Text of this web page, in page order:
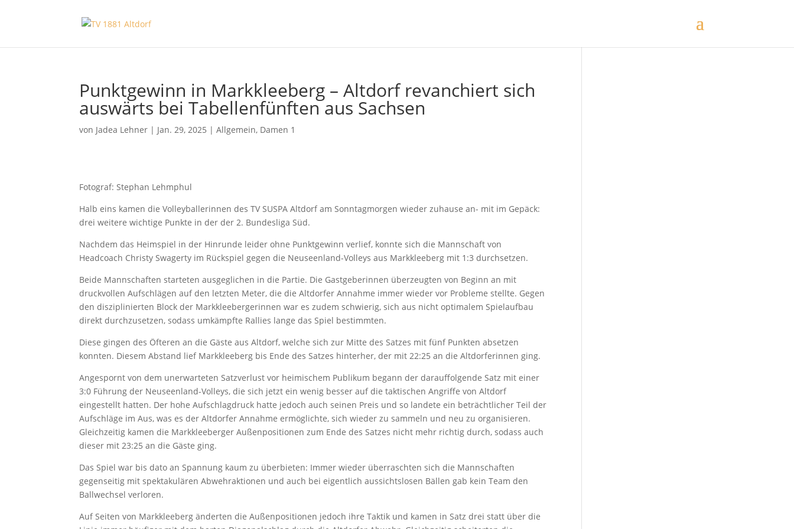
Punktgewinn in Markkleeberg – Altdorf revanchiert sich
auswärts bei Tabellenfünften aus Sachsen
von Jadea Lehner | Jan. 29, 2025 |Allgemein, Damen 1
Fotograf: Stephan Lehmphul
Halb eins kamen die Volleyballerinnen des TV SUSPA Altdorf am Sonntagmorgen wieder zuhause an- mit im Gepäck:
drei weitere wichtige Punkte in der der 2. Bundesliga Süd.
Nachdem das Heimspiel in der Hinrunde leider ohne Punktgewinn verlief, konnte sich die Mannschaft von
Headcoach Christy Swagerty im Rückspiel gegen die Neuseenland-Volleys aus Markkleeberg mit 1:3 durchsetzen.
Beide Mannschaften starteten ausgeglichen in die Partie. Die Gastgeberinnen überzeugten von Beginn an mit
druckvollen Aufschlägen auf den letzten Meter, die die Altdorfer Annahme immer wieder vor Probleme stellte. Gegen
den disziplinierten Block der Markkleebergerinnen war es zudem schwierig, sich aus nicht optimalem Spielaufbau
direkt durchzusetzen, sodass umkämpfte Rallies lange das Spiel bestimmten.
Diese gingen des Öfteren an die Gäste aus Altdorf, welche sich zur Mitte des Satzes mit fünf Punkten absetzen
konnten. Diesem Abstand lief Markkleeberg bis Ende des Satzes hinterher, der mit 22:25 an die Altdorferinnen ging.
Angespornt von dem unerwarteten Satzverlust vor heimischem Publikum begann der darauffolgende Satz mit einer
3:0 Führung der Neuseenland-Volleys, die sich jetzt ein wenig besser auf die taktischen Angriffe von Altdorf
eingestellt hatten. Der hohe Aufschlagdruck hatte jedoch auch seinen Preis und so landete ein beträchtlicher Teil der
Aufschläge im Aus, was es der Altdorfer Annahme ermöglichte, sich wieder zu sammeln und neu zu organisieren.
Gleichzeitig kamen die Markkleeberger Außenpositionen zum Ende des Satzes nicht mehr richtig durch, sodass auch
dieser mit 23:25 an die Gäste ging.
Das Spiel war bis dato an Spannung kaum zu überbieten: Immer wieder überraschten sich die Mannschaften
gegenseitig mit spektakulären Abwehraktionen und auch bei eigentlich aussichtslosen Bällen gab kein Team den
Ballwechsel verloren.
Auf Seiten von Markkleeberg änderten die Außenpositionen jedoch ihre Taktik und kamen in Satz drei statt über die